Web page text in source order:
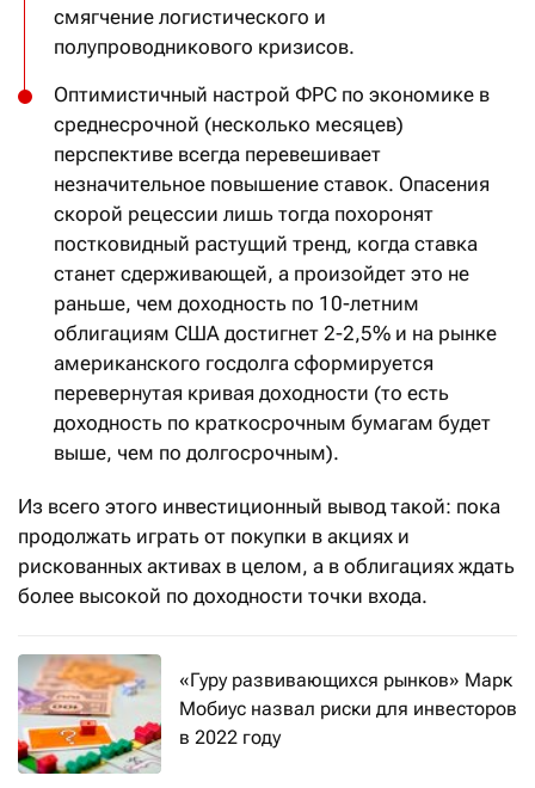
смягчение логистического и
полупроводникового кризисов.
Оптимистичный настрой ФРС по экономике в
среднесрочной (несколько месяцев)
перспективе всегда перевешивает
незначительное повышение ставок. Опасения
скорой рецессии лишь тогда похоронят
постковидный растущий тренд, когда ставка
станет сдерживающей, а произойдет это не
раньше, чем доходность по 10-летним
облигациям США достигнет 2-2,5% и на рынке
американского госдолга сформируется
перевернутая кривая доходности (то есть
доходность по краткосрочным бумагам будет
выше, чем по долгосрочным).
Из всего этого инвестиционный вывод такой: пока
продолжать играть от покупки в акциях и
рискованных активах в целом, а в облигациях ждать
более высокой по доходности точки входа.
«Гуру развивающихся рынков» Марк
Мобиус назвал риски для инвесторов
в 2022 году